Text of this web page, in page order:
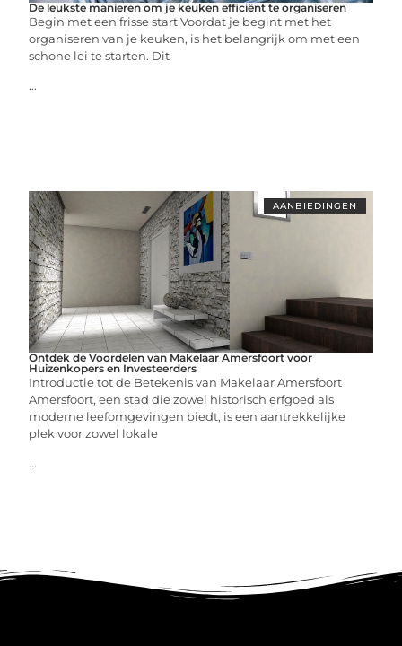
De leukste manieren om je keuken efficiënt te organiseren
Begin met een frisse start Voordat je begint met het
organiseren van je keuken, is het belangrijk om met een
schone lei te starten. Dit
...
AANBIEDINGEN
Ontdek de Voordelen van Makelaar Amersfoort voor
Huizenkopers en Investeerders
Introductie tot de Betekenis van Makelaar Amersfoort
Amersfoort, een stad die zowel historisch erfgoed als
moderne leefomgevingen biedt, is een aantrekkelijke
plek voor zowel lokale
...